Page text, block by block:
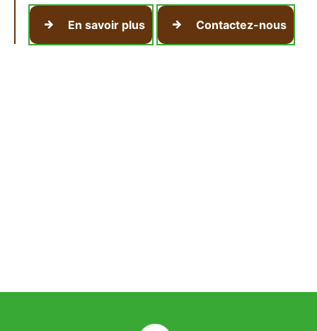
En savoir plus Contactez-nous